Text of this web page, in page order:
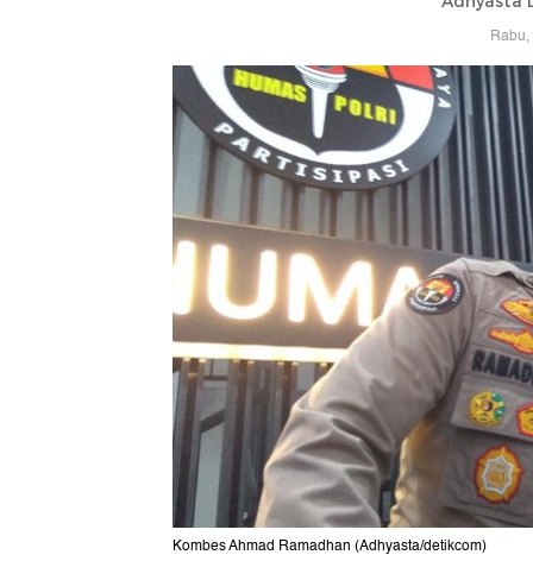
Kombes Ahmad Ramadhan (Adhyasta/detikcom)